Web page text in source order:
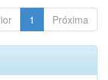
1 Próxima